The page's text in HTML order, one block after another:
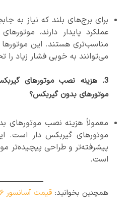
برای برج‌های بلند که نیاز به
عملکرد پایدار دارند،
مناسب‌تری هستند. این
می‌توانند به خوبی فشار زیاد را
3.
هزینه نصب موتورهای
موتورهای بدون گیربکس؟
معمولاً هزینه نصب موتورهای
موتورهای گیربکس دار است.
پیشرفته‌تر و طراحی پیچیده‌تر
است.
همچنین بخوانید: قیمت آسانسور ۶ نفره برای ۵ طبقه